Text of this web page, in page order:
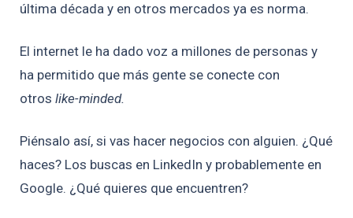
última década y en otros mercados ya es norma.
El internet le ha dado voz a millones de personas y
ha permitido que más gente se conecte con
otros like-minded.
Piénsalo así, si vas hacer negocios con alguien. ¿Qué
haces? Los buscas en LinkedIn y probablemente en
Google. ¿Qué quieres que encuentren?